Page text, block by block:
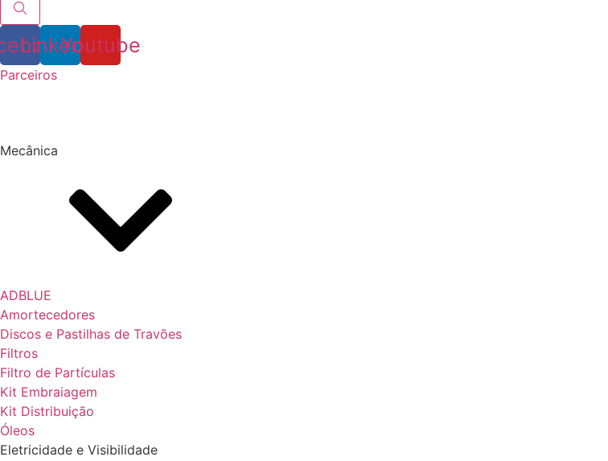
LinkedinYoutube
Parceiros
Mecânica
ADBLUE
Amortecedores
Discos e Pastilhas de Travões
Filtros
Filtro de Partículas
Kit Embraiagem
Kit Distribuição
Óleos
Eletricidade e Visibilidade